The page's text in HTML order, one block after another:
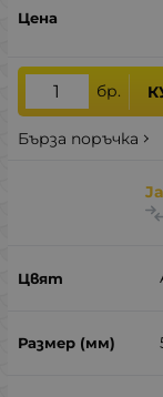
бр.
Бърза поръчка